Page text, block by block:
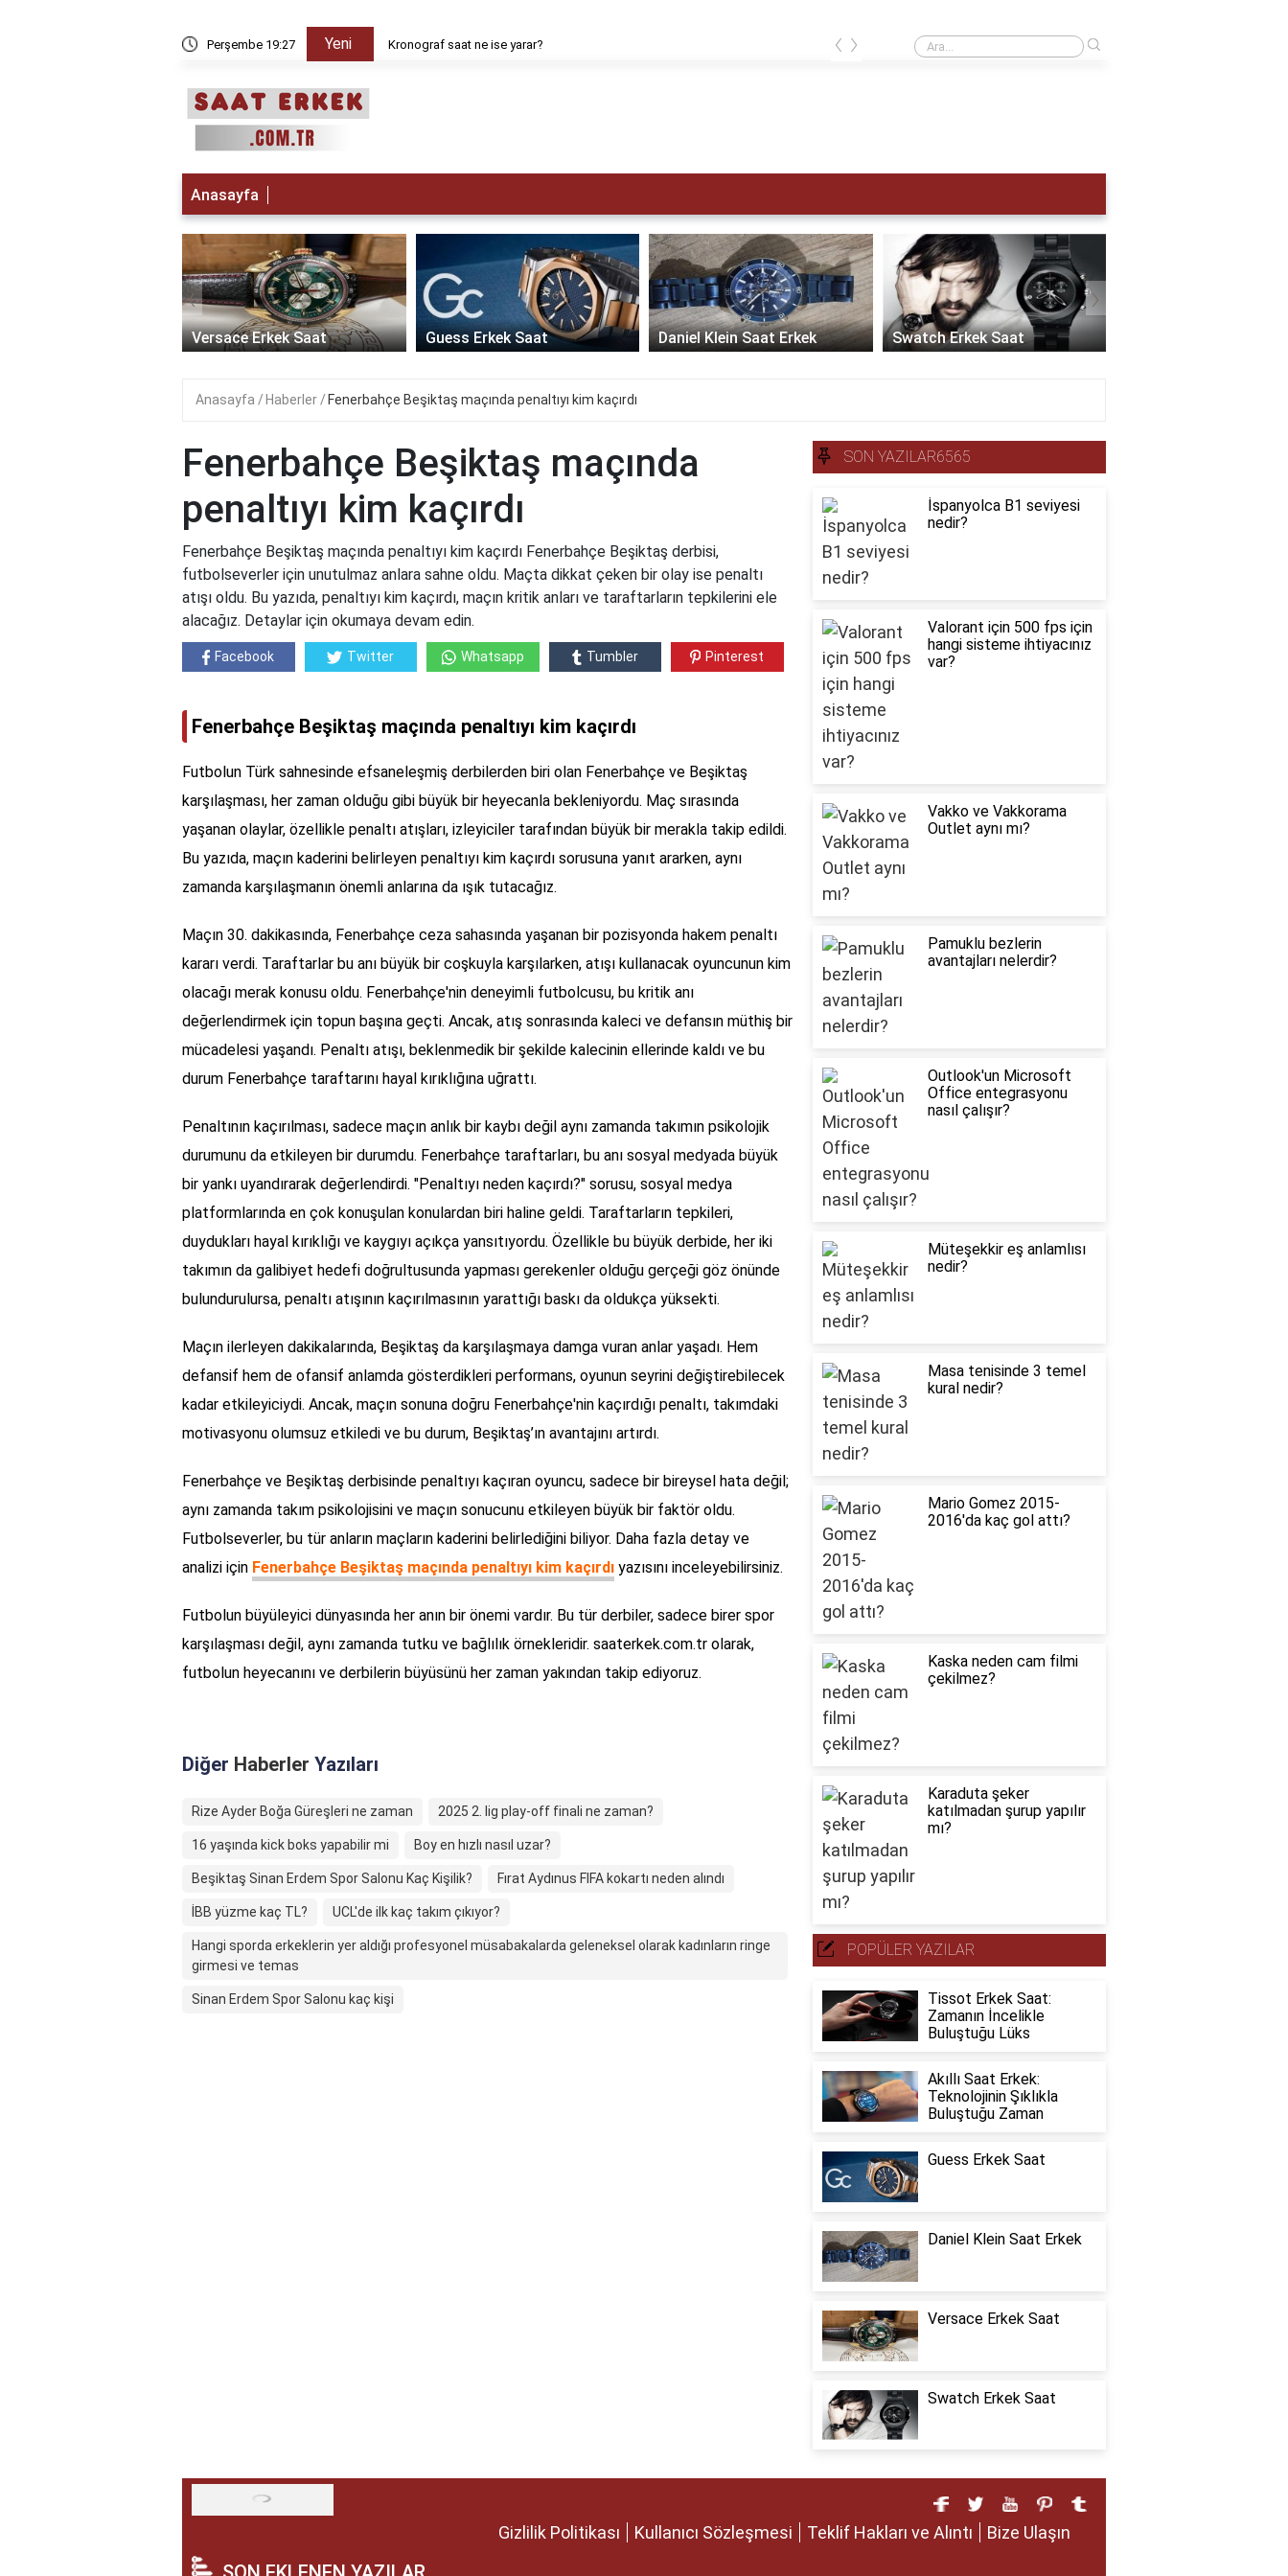
Perşembe 19:27 Yeni Kronograf saat ne ise yarar? Kol saati kaç atm olmalı?
‹ ›
Anasayfa
Versace Erkek Saat Guess Erkek Saat Daniel Klein Saat Erkek Swatch Erkek Saat
‹ ›
Anasayfa Haberler Fenerbahçe Beşiktaş maçında penaltıyı kim kaçırdı
Fenerbahçe Beşiktaş maçında
penaltıyı kim kaçırdı
Fenerbahçe Beşiktaş maçında penaltıyı kim kaçırdı Fenerbahçe Beşiktaş derbisi,
futbolseverler için unutulmaz anlara sahne oldu. Maçta dikkat çeken bir olay ise penaltı
atışı oldu. Bu yazıda, penaltıyı kim kaçırdı, maçın kritik anları ve taraftarların tepkilerini ele
alacağız. Detaylar için okumaya devam edin.
Facebook Twitter Whatsapp Tumbler Pinterest
Fenerbahçe Beşiktaş maçında penaltıyı kim kaçırdı
Futbolun Türk sahnesinde efsaneleşmiş derbilerden biri olan Fenerbahçe ve Beşiktaş
karşılaşması, her zaman olduğu gibi büyük bir heyecanla bekleniyordu. Maç sırasında
yaşanan olaylar, özellikle penaltı atışları, izleyiciler tarafından büyük bir merakla takip edildi.
Bu yazıda, maçın kaderini belirleyen penaltıyı kim kaçırdı sorusuna yanıt ararken, aynı
zamanda karşılaşmanın önemli anlarına da ışık tutacağız.
Maçın 30. dakikasında, Fenerbahçe ceza sahasında yaşanan bir pozisyonda hakem penaltı
kararı verdi. Taraftarlar bu anı büyük bir coşkuyla karşılarken, atışı kullanacak oyuncunun kim
olacağı merak konusu oldu. Fenerbahçe'nin deneyimli futbolcusu, bu kritik anı
değerlendirmek için topun başına geçti. Ancak, atış sonrasında kaleci ve defansın müthiş bir
mücadelesi yaşandı. Penaltı atışı, beklenmedik bir şekilde kalecinin ellerinde kaldı ve bu
durum Fenerbahçe taraftarını hayal kırıklığına uğrattı.
Penaltının kaçırılması, sadece maçın anlık bir kaybı değil aynı zamanda takımın psikolojik
durumunu da etkileyen bir durumdu. Fenerbahçe taraftarları, bu anı sosyal medyada büyük
bir yankı uyandırarak değerlendirdi. "Penaltıyı neden kaçırdı?" sorusu, sosyal medya
platformlarında en çok konuşulan konulardan biri haline geldi. Taraftarların tepkileri,
duydukları hayal kırıklığı ve kaygıyı açıkça yansıtıyordu. Özellikle bu büyük derbide, her iki
takımın da galibiyet hedefi doğrultusunda yapması gerekenler olduğu gerçeği göz önünde
bulundurulursa, penaltı atışının kaçırılmasının yarattığı baskı da oldukça yüksekti.
Maçın ilerleyen dakikalarında, Beşiktaş da karşılaşmaya damga vuran anlar yaşadı. Hem
defansif hem de ofansif anlamda gösterdikleri performans, oyunun seyrini değiştirebilecek
kadar etkileyiciydi. Ancak, maçın sonuna doğru Fenerbahçe'nin kaçırdığı penaltı, takımdaki
motivasyonu olumsuz etkiledi ve bu durum, Beşiktaş’ın avantajını artırdı.
Fenerbahçe ve Beşiktaş derbisinde penaltıyı kaçıran oyuncu, sadece bir bireysel hata değil;
aynı zamanda takım psikolojisini ve maçın sonucunu etkileyen büyük bir faktör oldu.
Futbolseverler, bu tür anların maçların kaderini belirlediğini biliyor. Daha fazla detay ve
analizi için Fenerbahçe Beşiktaş maçında penaltıyı kim kaçırdı yazısını inceleyebilirsiniz.
Futbolun büyüleyici dünyasında her anın bir önemi vardır. Bu tür derbiler, sadece birer spor
karşılaşması değil, aynı zamanda tutku ve bağlılık örnekleridir. saaterkek.com.tr olarak,
futbolun heyecanını ve derbilerin büyüsünü her zaman yakından takip ediyoruz.
Diğer Haberler Yazıları
Rize Ayder Boğa Güreşleri ne zaman 2025 2. lig play-off finali ne zaman?
16 yaşında kick boks yapabilir mi Boy en hızlı nasıl uzar?
Beşiktaş Sinan Erdem Spor Salonu Kaç Kişilik? Fırat Aydınus FIFA kokartı neden alındı
İBB yüzme kaç TL? UCL'de ilk kaç takım çıkıyor?
Hangi sporda erkeklerin yer aldığı profesyonel müsabakalarda geleneksel olarak kadınların ringe
girmesi ve temas
Sinan Erdem Spor Salonu kaç kişi
SON YAZILAR6565
İspanyolca B1 seviyesi
nedir?
Valorant için 500 fps için
hangi sisteme ihtiyacınız
var?
Vakko ve Vakkorama
Outlet aynı mı?
Pamuklu bezlerin
avantajları nelerdir?
Outlook'un Microsoft
Office entegrasyonu
nasıl çalışır?
Müteşekkir eş anlamlısı
nedir?
Masa tenisinde 3 temel
kural nedir?
Mario Gomez 2015-
2016'da kaç gol attı?
Kaska neden cam filmi
çekilmez?
Karaduta şeker
katılmadan şurup yapılır
mı?
POPÜLER YAZILAR
Tissot Erkek Saat:
Zamanın İncelikle
Buluştuğu Lüks
Akıllı Saat Erkek:
Teknolojinin Şıklıkla
Buluştuğu Zaman
Guess Erkek Saat
Daniel Klein Saat Erkek
Versace Erkek Saat
Swatch Erkek Saat
Gizlilik Politikası Kullanıcı Sözleşmesi Teklif Hakları ve Alıntı Bize Ulaşın